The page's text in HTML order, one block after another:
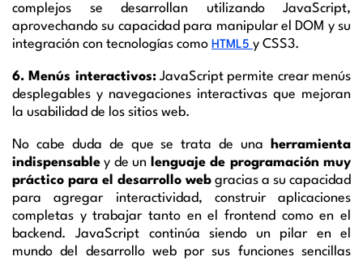
complejos se desarrollan utilizando JavaScript,
aprovechando su capacidad para manipular el DOM y su
integración con tecnologías como HTML5 y CSS3.
6. Menús interactivos:JavaScript permite crear menús
desplegables y navegaciones interactivas que mejoran
la usabilidad de los sitios web.
No cabe duda de que se trata de una
herramienta
indispensable y de un
lenguaje de programación muy
práctico para el desarrollo web gracias a su capacidad
para agregar interactividad, construir aplicaciones
completas y trabajar tanto en el frontend como en el
backend. JavaScript continúa siendo un pilar en el
mundo del desarrollo web por sus funciones sencillas